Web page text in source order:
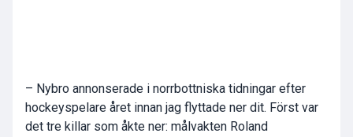
– Nybro annonserade i norrbottniska tidningar efter
hockeyspelare året innan jag flyttade ner dit. Först var
det tre killar som åkte ner: målvakten Roland